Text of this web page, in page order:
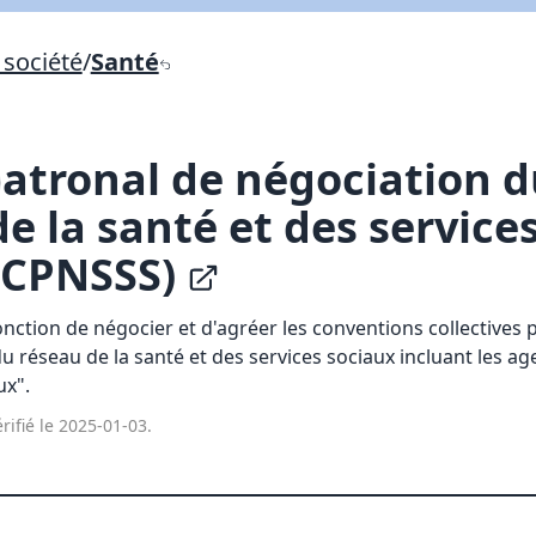
/Santé
de négociation
la santé et des
de négocier et d'agréer les conventions collectives
réseau de la santé et des services sociaux incluant les
le 2025-01-03.
Lien vers inscription (sera inclus dans courriel)
Envoyez